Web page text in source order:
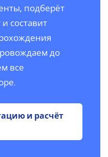
подберёт
составит
до
все
и расчёт